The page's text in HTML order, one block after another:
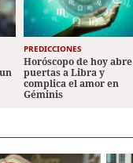
PREDICCIONES
Horóscopo de hoy abre
puertas a Libra y
complica el amor en
Géminis